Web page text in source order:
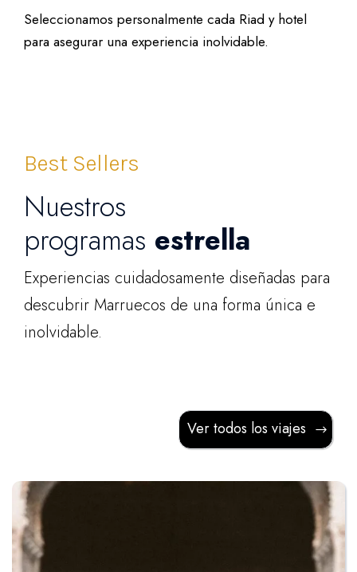
Seleccionamos personalmente cada Riad y hotel
para asegurar una experiencia inolvidable.
Best Sellers
Nuestros
programas estrella
Experiencias cuidadosamente diseñadas para
descubrir Marruecos de una forma única e
inolvidable.
Ver todos los viajes